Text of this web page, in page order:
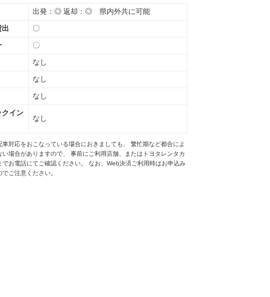
出発：◎ 返却：◎ 県内外共に可能
出
〇
〇
なし
なし
なし
クイン
なし
対応をおこなっている場合におきましても、 繁忙期など都合によ
い場合がありますので、 事前にご利用店舗、またはトヨタレンタカ
でお電話にてご確認ください。 なお、Web決済ご利用時はお申込み
ご注意ください。